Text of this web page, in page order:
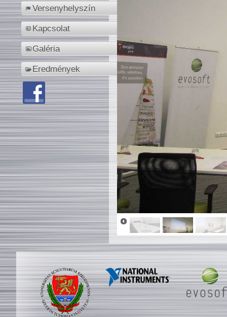
Versenyhelyszín
Kapcsolat
Galéria
Eredmények